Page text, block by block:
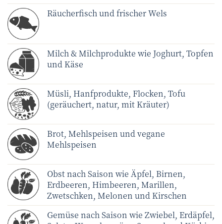
Räucherfisch und frischer Wels
Milch & Milchprodukte wie Joghurt, Topfen
und Käse
Müsli, Hanfprodukte, Flocken, Tofu
(geräuchert, natur, mit Kräuter)
Brot, Mehlspeisen und vegane
Mehlspeisen
Obst nach Saison wie Äpfel, Birnen,
Erdbeeren, Himbeeren, Marillen,
Zwetschken, Melonen und Kirschen
Gemüse nach Saison wie Zwiebel, Erdäpfel,